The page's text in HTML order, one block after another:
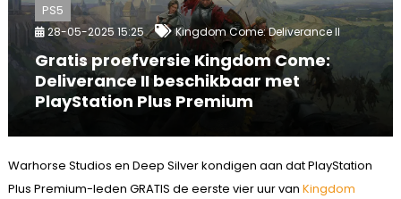
PS5
28-05-2025 15:25 Kingdom Come: Deliverance II
Gratis proefversie Kingdom Come:
Deliverance II beschikbaar met
PlayStation Plus Premium
Warhorse Studios en Deep Silver kondigen aan dat PlayStation
Plus Premium-leden GRATIS de eerste vier uur van Kingdom